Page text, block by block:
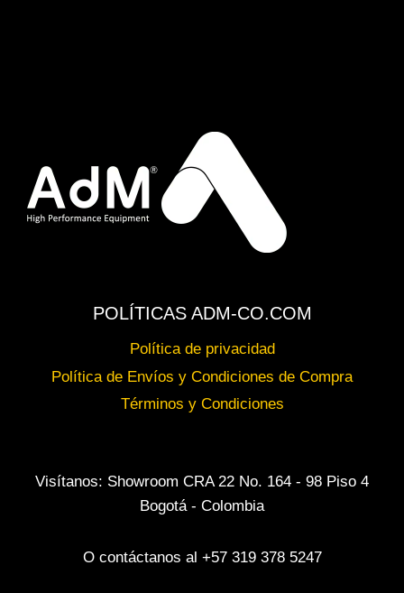
POLÍTICAS ADM-CO.COM
Política de privacidad
Política de Envíos y Condiciones de Compra
Términos y Condiciones
Visítanos: Showroom CRA 22 No. 164 - 98 Piso 4
Bogotá - Colombia
O contáctanos al +57 319 378 5247